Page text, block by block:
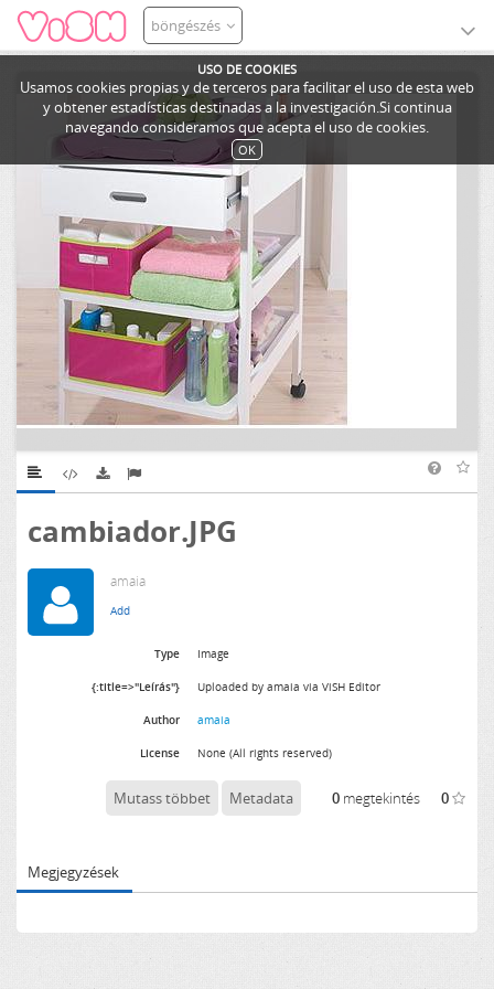
USO DE COOKIES
Usamos cookies propias y de terceros para facilitar el uso de esta web
y obtener estadísticas destinadas a la investigación.Si continua
navegando consideramos que acepta el uso de cookies.
OK
böngészés
cambiador.JPG
amaia
Type Image
{:title=>"Leírás"} Uploaded by amaia via ViSH Editor
Author amaia
License None (All rights reserved)
Mutass többet Metadata 0 megtekintés 0
Megjegyzések